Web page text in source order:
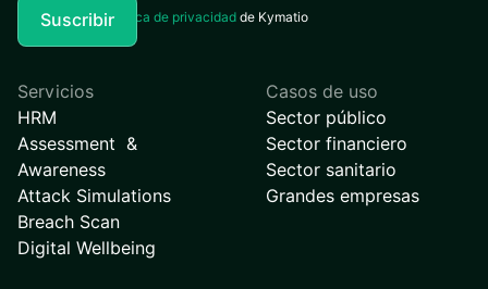
Acepto laPolítica de privacidad de Kymatio
Servicios
HRM
Assessment &
Awareness
Attack Simulations
Breach Scan
Digital Wellbeing
Casos de uso
Sector público
Sector financiero
Sector sanitario
Grandes empresas